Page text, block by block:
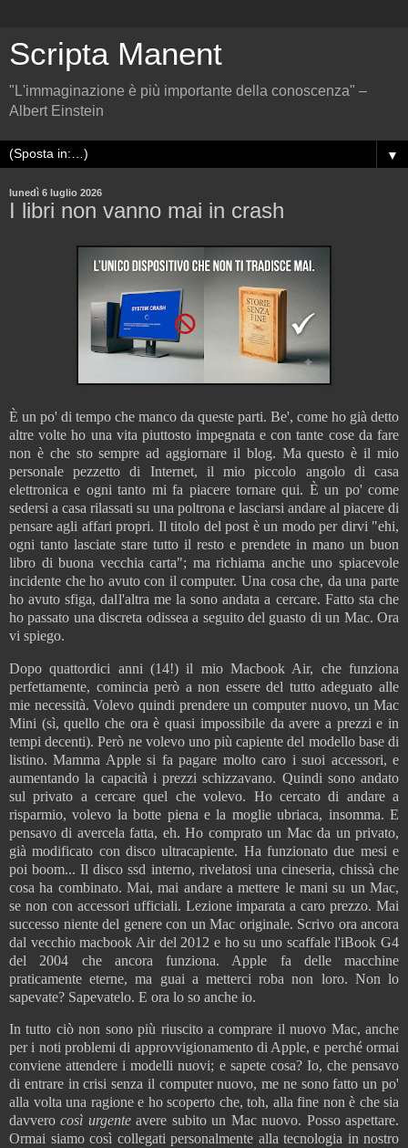
Scripta Manent
"L'immaginazione è più importante della conoscenza" –
Albert Einstein
▼
lunedì 6 luglio 2026
I libri non vanno mai in crash
È un po' di tempo che manco da queste parti. Be', come ho già detto
altre volte ho una vita piuttosto impegnata e con tante cose da fare
non è che sto sempre ad aggiornare il blog. Ma questo è il mio
personale pezzetto di Internet, il mio piccolo angolo di casa
elettronica e ogni tanto mi fa piacere tornare qui. È un po' come
sedersi a casa rilassati su una poltrona e lasciarsi andare al piacere di
pensare agli affari propri. Il titolo del post è un modo per dirvi "ehi,
ogni tanto lasciate stare tutto il resto e prendete in mano un buon
libro di buona vecchia carta"; ma richiama anche uno spiacevole
incidente che ho avuto con il computer. Una cosa che, da una parte
ho avuto sfiga, dall'altra me la sono andata a cercare. Fatto sta che
ho passato una discreta odissea a seguito del guasto di un Mac. Ora
vi spiego.
Dopo quattordici anni (14!) il mio Macbook Air, che funziona
perfettamente, comincia però a non essere del tutto adeguato alle
mie necessità. Volevo quindi prendere un computer nuovo, un Mac
Mini (sì, quello che ora è quasi impossibile da avere a prezzi e in
tempi decenti). Però ne volevo uno più capiente del modello base di
listino.Mamma Apple si fa pagare molto caro i suoi accessori, e
aumentando la capacità i prezzi schizzavano. Quindi sono andato
sul privato a cercare quel che volevo. Ho cercato di andare a
risparmio, volevo la botte piena e la moglie ubriaca, insomma. E
pensavo di avercela fatta, eh.Ho comprato un Mac da un privato,
già modificato con disco ultracapiente. Ha funzionato due mesi e
poi boom... Il disco ssd interno, rivelatosi una cineseria, chissà che
cosa ha combinato. Mai, mai andare a mettere le mani su un Mac,
se non con accessori ufficiali. Lezione imparata a caro prezzo. Mai
successo niente del genere con un Mac originale. Scrivo ora ancora
dal vecchio macbook Air del 2012 e ho su uno scaffale l'iBook G4
del 2004 che ancora funziona. Apple fa delle macchine
praticamente eterne, ma guai a metterci roba non loro. Non lo
sapevate? Sapevatelo. E ora lo so anche io.
In tutto ciò non sono più riuscito a comprare il nuovo Mac, anche
per i noti problemi di approvvigionamento di Apple, e perché ormai
conviene attendere i modelli nuovi; e sapete cosa? Io, che pensavo
di entrare in crisi senza il computer nuovo, me ne sono fatto un po'
alla volta una ragione e ho scoperto che, toh, alla fine non è che sia
davverocosì urgenteavere subito un Mac nuovo. Posso aspettare.
Ormai siamo così collegati personalmente alla tecnologia in nostro